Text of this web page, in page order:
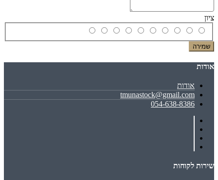
ציון
שמירה
אודות
אודות
tmunastock@gmail.com
054-638-8386
שירות לקוחות